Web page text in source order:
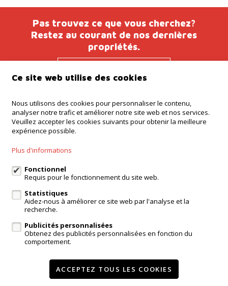
Pas trouvez ce que vous cherchez?
Restez au courant de nos dernières
propriétés.
courant
Agence Ninove
Onderwijslaan 45, 9400 Ninove
Agence Dilbeek
Agence Kampenhout
login propriétaire
Témoignages
Ce site web utilise des cookies
Nous utilisons des cookies pour personnaliser le contenu,
analyser notre trafic et améliorer notre site web et nos services.
Veuillez accepter les cookies suivants pour obtenir la meilleure
expérience possible.
Plus d'informations
Fonctionnel
Requis pour le fonctionnement du site web.
Statistiques
Aidez-nous à améliorer ce site web par l'analyse et la
recherche.
Publicités personnalisées
Obtenez des publicités personnalisées en fonction du
comportement.
ACCEPTEZ TOUS LES COOKIES